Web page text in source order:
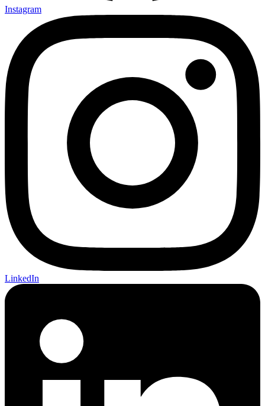
Instagram
LinkedIn